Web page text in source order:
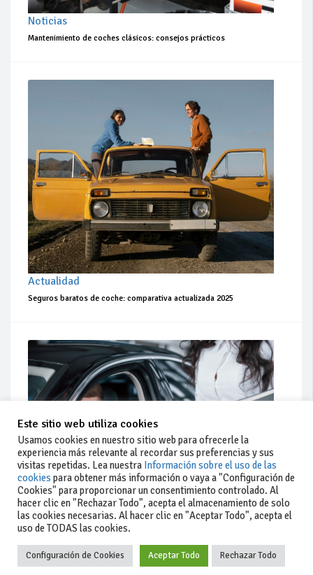
Noticias
Mantenimiento de coches clásicos: consejos prácticos
Actualidad
Seguros baratos de coche: comparativa actualizada 2025
Actualidad
Coches de ocasión: guía completa para comprar seguro
Este sitio web utiliza cookies
Usamos cookies en nuestro sitio web para ofrecerle la
experiencia más relevante al recordar sus preferencias y sus
visitas repetidas. Lea nuestra Información sobre el uso de las
cookies para obtener más información o vaya a "Configuración de
Cookies" para proporcionar un consentimiento controlado. Al
hacer clic en "Rechazar Todo", acepta el almacenamiento de solo
las cookies necesarias. Al hacer clic en "Aceptar Todo", acepta el
uso de TODAS las cookies.
Configuración de Cookies Aceptar Todo Rechazar Todo